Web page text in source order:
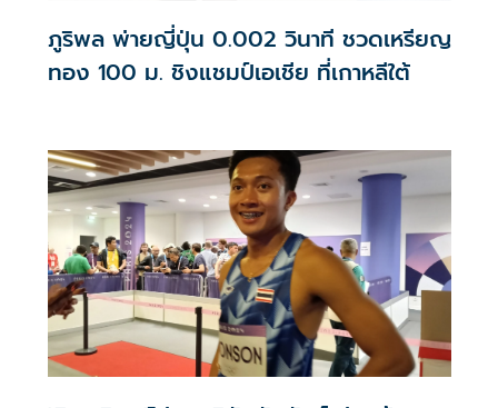
ภูริพล พ่ายญี่ปุ่น 0.002 วินาที ชวดเหรียญ
ทอง 100 ม. ชิงแชมป์เอเชีย ที่เกาหลีใต้